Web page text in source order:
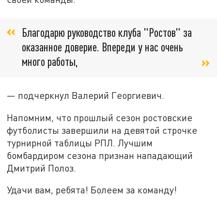
Благодарю руководство клуба "Ростов" за
оказанное доверие. Впереди у нас очень
много работы,
— подчеркнул Валерий Георгиевич.
Напомним, что прошлый сезон ростовские
футболисты завершили на девятой строчке
турнирной таблицы РПЛ. Лучшим
бомбардиром сезона признан нападающий
Дмитрий Полоз.
Удачи вам, ребята! Болеем за команду!